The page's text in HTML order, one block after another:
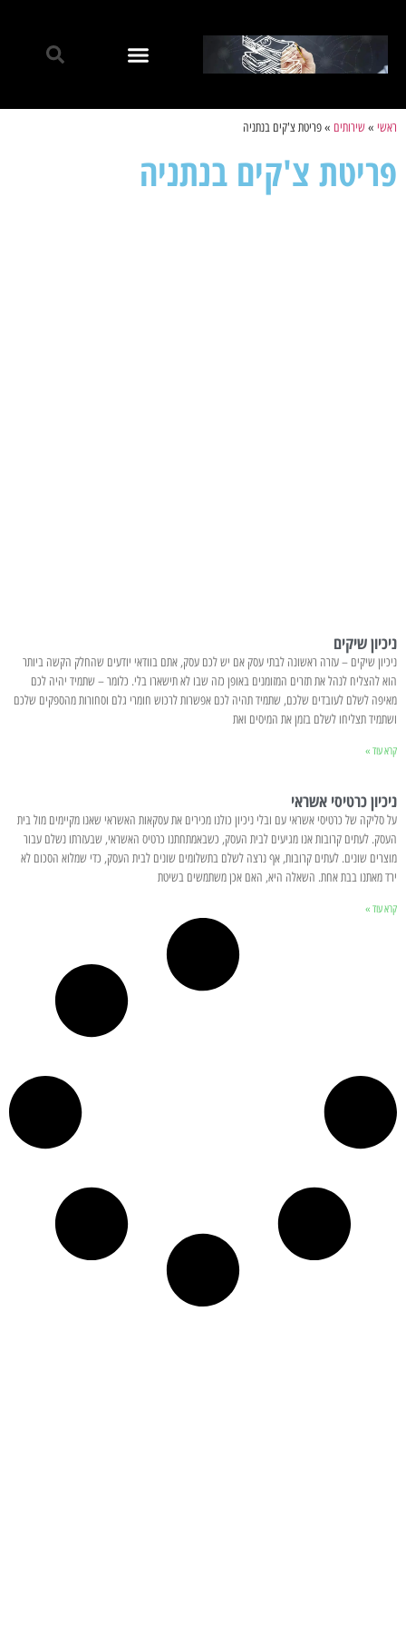
ראשי »שירותים »פריטת צ'קים בנתניה
פריטת צ'קים בנתניה
ניכיון שיקים
ניכיון שיקים – עזרה ראשונה לבתי עסק אם יש לכם עסק, אתם בוודאי יודעים שהחלק הקשה ביותר
הוא להצליח לנהל את תזרים המזומנים באופן כזה שבו לא תישארו בלי. כלומר – שתמיד יהיה לכם
מאיפה לשלם לעובדים שלכם, שתמיד תהיה לכם אפשרות לרכוש חומרי גלם וסחורות מהספקים שלכם
ושתמיד תצליחו לשלם בזמן את המיסים ואת
קרא עוד »
ניכיון כרטיסי אשראי
על סליקה של כרטיסי אשראי עם ובלי ניכיון כולנו מכירים את עסקאות האשראי שאנו מקיימים מול בית
העסק. לעתים קרובות אנו מגיעים לבית העסק, כשבאמתחתנו כרטיס האשראי, שבעזרתו נשלם עבור
מוצרים שונים. לעתים קרובות, אף נרצה לשלם בתשלומים שונים לבית העסק, כדי שמלוא הסכום לא
ירד מאתנו בבת אחת. השאלה היא, האם אכן משתמשים בשיטת
קרא עוד »